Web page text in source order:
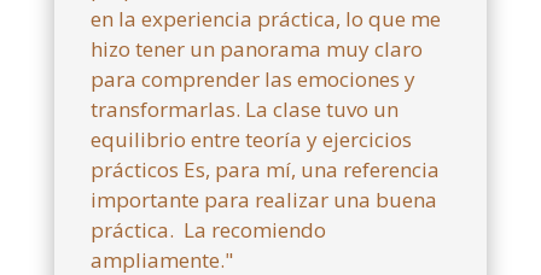
en la experiencia práctica, lo que me
hizo tener un panorama muy claro
para comprender las emociones y
transformarlas. La clase tuvo un
equilibrio entre teoría y ejercicios
prácticos Es, para mí, una referencia
importante para realizar una buena
práctica. La recomiendo
ampliamente."